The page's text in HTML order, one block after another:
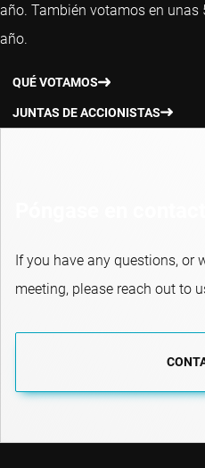
año. También votamos en unas
año.
QUÉ VOTAMOS
JUNTAS DE ACCIONISTAS
If you have any questions, or
meeting, please reach out to